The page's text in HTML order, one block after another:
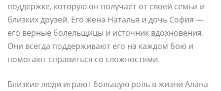
поддержке, которую он получает от своей семьи и
близких друзей. Его жена Наталья и дочь София —
его верные болельщицы и источник вдохновения.
Они всегда поддерживают его на каждом бою и
помогают справиться со сложностями.
Близкие люди играют большую роль в жизни Алана